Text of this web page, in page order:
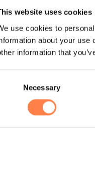
website uses cookies
use cookies to
about your use
information that
Necessary
hout biedt een
ergonomische grip. Dit
grepen is de
aan een betere
bieden deze
Hierdoor train je
Pilates
de volledige Classical
reformers, cadillacs,